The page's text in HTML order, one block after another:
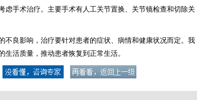
虑手术治疗。主要手术有人工关节置换、关节镜检查和切除关
不良影响，治疗要针对患者的症状、病情和健康状况而定。我
活质量，推动患者恢复到正常生活。